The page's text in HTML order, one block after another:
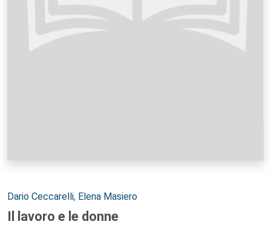
Autori:
Dario Ceccarelli, Elena Masiero
Il lavoro e le donne